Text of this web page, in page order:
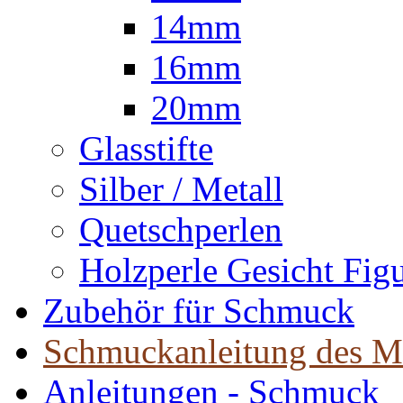
14mm
16mm
20mm
Glasstifte
Silber / Metall
Quetschperlen
Holzperle Gesicht
Zubehör für Schmuck
Schmuckanleitung des
Anleitungen - Schmuck